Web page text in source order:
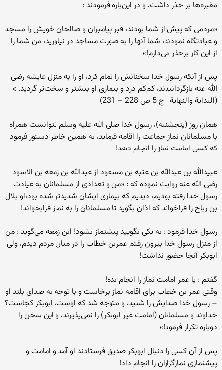
مقبره‌ها بر حذر داشت، و در این‌باره فرمودند :
«مردمی که پیش از شما بودند، قبر پیامبران و صالحان خویش را مسجد
و عبادتگاه نمودند، شما آنها را به صورت مساجد در نیاورید، من شما را
از این کار برحذر می‌دارم!»
پس از آنکه رسول خدا سخنانش را تمام کرد، او را به منزل عایشه رضی
الله عنه بازگردانیدند، کم‌کم درد و بیماری او بیشتر و سخت‌تر گردید. »
(البدایة والنهایة : ج 5 ص 228 – 231)
همان روز (پنجشنبه)، رسول خدا صلی الله علیه وسلم نتوانست همراه
با مسلمانان نماز جماعت را اقامه فرماید، به همین خاطر دستور فرمود
که کسی امامت نماز را انجام دهد!
عبیدالله بن عبدالله بن عتبه بن مسعود از عبدالله بن زمعه بن الاسود
رضی الله عنه روایت نموده که : «من و تعدادی از مسلمانان به عیادت
رسول خدا رفته بودیم، دیدیم که بیماری ایشان شدیدتر شده بود،او بلال
بن رباح را فراخواند که اذان بگوید تا مسلمانان را به نماز فرابخواند!
رسول خدا فرمود : به یکی بگویید پیشنماز بشود! ابن زمعه می‌گوید : من
از منزل رسول خدا بیرون رفتم عمربن خطاب را در میان مردم دیدم، ولی
ابوبکر آنجا حضور نداشت!
گفتم : یا عمر امامت نماز را انجام بده!
وقتی عمر بن خطاب برای اقامه نماز برخاست و با توجه به صدای بلند او
– رسول خدا صدایش را شنید، و متوجه شد که اوست، ابوبکر کجاست؟
خداوند و مسلمانان (امامت غیر ابوبکر) را نمی‌پذیرند، و این سخن را
دوباره تکرار فرمود!»
پس از آن کسی را دنبال ابوبکر صدیق فرستادند او آمد و امامت و
پیشنمازی نمازگزاران را انجام داد!